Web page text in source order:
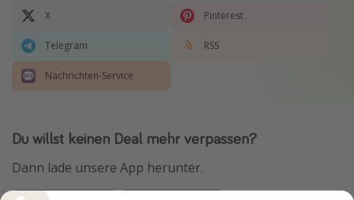
X Pinterest
Telegram RSS
Nachrichten-Service
Du willst keinen Deal mehr verpassen?
Dann lade unsere App herunter.